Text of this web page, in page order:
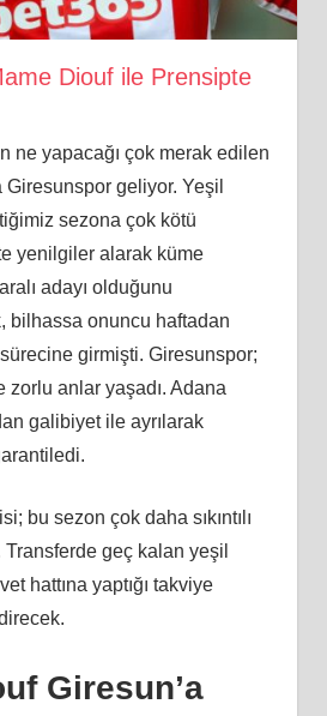
Diouf ile Prensipte
ne yapacağı çok merak edilen
Giresunspor geliyor. Yeşil
sezona çok kötü
yenilgiler alarak küme
adayı olduğunu
bilhassa onuncu haftadan
girmişti. Giresunspor;
zorlu anlar yaşadı. Adana
galibiyet ile ayrılarak
bu sezon çok daha sıkıntılı
geç kalan yeşil
hattına yaptığı takviye
Giresun’a